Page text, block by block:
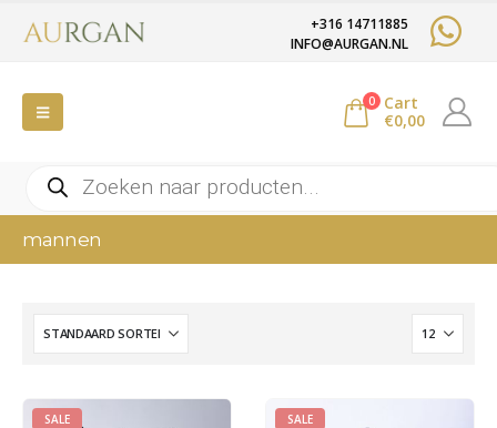
+316 14711885
INFO@AURGAN.NL
0
Cart
€0,00
Producten
zoeken
mannen
SALE SALE